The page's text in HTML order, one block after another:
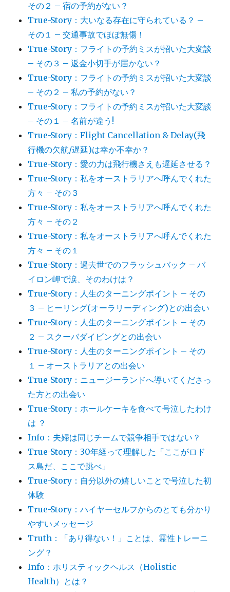
その２ – 宿の予約がない？
True-Story：大いなる存在に守られている？ –
その１ – 交通事故でほぼ無傷！
True-Story：フライトの予約ミスが招いた大変談
– その３ – 返金小切手が届かない？
True-Story：フライトの予約ミスが招いた大変談
– その２ – 私の予約がない？
True-Story：フライトの予約ミスが招いた大変談
– その１ – 名前が違う!
True-Story：Flight Cancellation & Delay(飛
行機の欠航/遅延)は幸か不幸か？
True-Story：愛の力は飛行機さえも遅延させる？
True-Story：私をオーストラリアへ呼んでくれた
方々 – その３
True-Story：私をオーストラリアへ呼んでくれた
方々 – その２
True-Story：私をオーストラリアへ呼んでくれた
方々 – その１
True-Story：過去世でのフラッシュバック – バ
イロン岬で涙、そのわけは？
True-Story：人生のターニングポイント – その
３ – ヒーリング(オーラリーディング)との出会い
True-Story：人生のターニングポイント – その
２ – スクーバダイビングとの出会い
True-Story：人生のターニングポイント – その
１ – オーストラリアとの出会い
True-Story：ニュージーランドへ導いてくださっ
た方との出会い
True-Story：ホールケーキを食べて号泣したわけ
は ？
Info：夫婦は同じチームで競争相手ではない？
True-Story：30年経って理解した「ここがロド
ス島だ、ここで跳べ」
True-Story：自分以外の嬉しいことで号泣した初
体験
True-Story：ハイヤーセルフからのとても分かり
やすいメッセージ
Truth：「あり得ない！」ことは、霊性トレーニ
ング？
Info：ホリスティックヘルス（Holistic
Health）とは？